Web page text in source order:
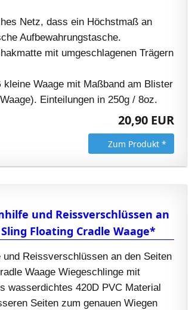
Netz, dass ein Höchstmaß an
Aufbewahrungstasche.
mit umgeschlagenen Trägern
Waage mit Maßband am Blister
Einteilungen in 250g / 8oz.
20,90 EUR
Zum Produkt *
und Reissverschlüssen an
Floating Cradle Waage*
Reissverschlüssen an den Seiten
Waage Wiegeschlinge mit
wasserdichtes 420D PVC Material
Seiten zum genauen Wiegen